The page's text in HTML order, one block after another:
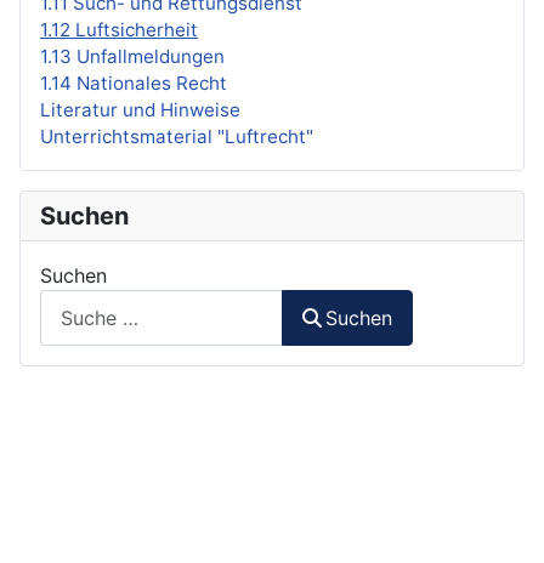
1.12 Luftsicherheit
1.13 Unfallmeldungen
1.14 Nationales Recht
Literatur und Hinweise
Unterrichtsmaterial "Luftrecht"
Suchen
Suchen
Suchen